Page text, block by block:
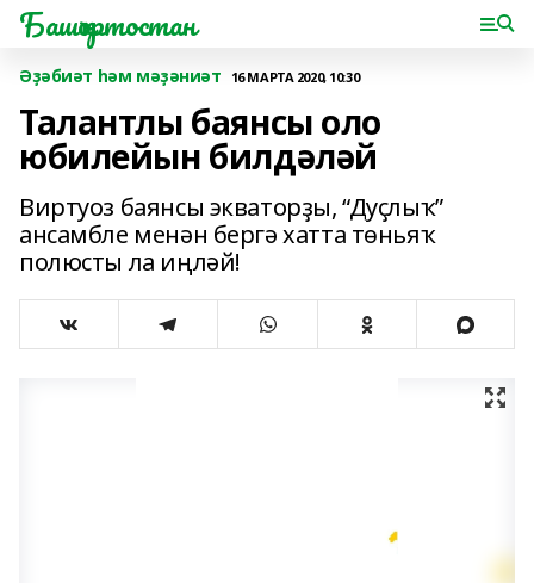
Башҡортостан
Әҙәбиәт һәм мәҙәниәт 16 МАРТА 2020, 10:30
Талантлы баянсы оло
юбилейын билдәләй
Виртуоз баянсы экваторҙы, “Дуҫлыҡ”
ансамбле менән бергә хатта төньяҡ
полюсты ла иңләй!